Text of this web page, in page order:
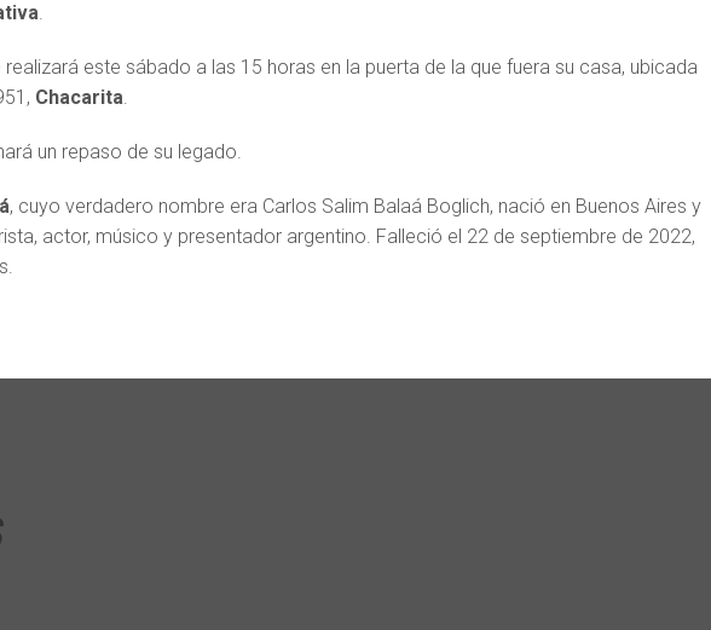
.
este sábado a las 15 horas en la puerta de la que fuera su casa, ubicada
Chacarita.
un repaso de su legado.
, cuyo verdadero nombre era Carlos Salim Balaá Boglich, nació en Buenos Aires y
actor, músico y presentador argentino. Falleció el 22 de septiembre de 2022,